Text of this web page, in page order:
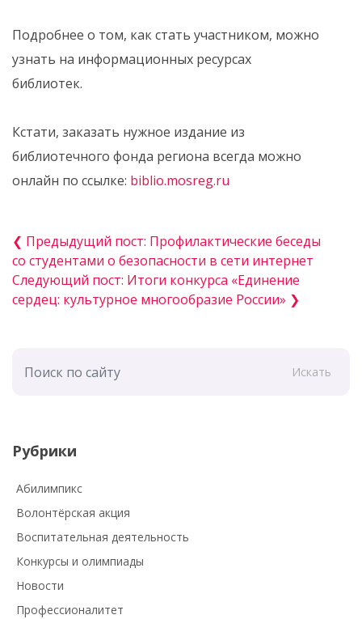
Подробнее о том, как стать участником, можно
узнать на информационных ресурсах
библиотек.
Кстати, заказать нужное издание из
библиотечного фонда региона всегда можно
онлайн по ссылке: biblio.mosreg.ru
❮ Предыдущий пост: Профилактические беседы
со студентами о безопасности в сети интернет
Следующий пост: Итоги конкурса «Единение
сердец: культурное многообразие России» ❯
Искать
Рубрики
Абилимпикс
Волонтёрская акция
Воспитательная деятельность
Конкурсы и олимпиады
Новости
Профессионалитет